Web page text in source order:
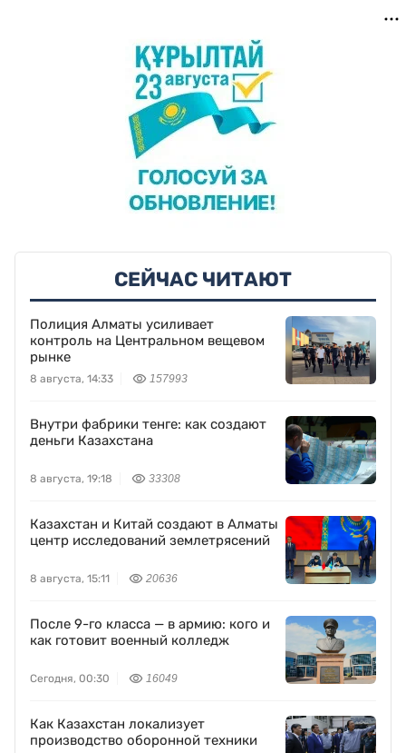
СЕЙЧАС ЧИТАЮТ
Полиция Алматы усиливает
контроль на Центральном вещевом
рынке
8 августа, 14:33 157993
Внутри фабрики тенге: как создают
деньги Казахстана
8 августа, 19:18 33308
Казахстан и Китай создают в Алматы
центр исследований землетрясений
8 августа, 15:11 20636
После 9-го класса — в армию: кого и
как готовит военный колледж
Сегодня, 00:30 16049
Как Казахстан локализует
производство оборонной техники